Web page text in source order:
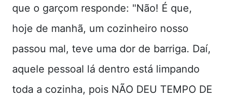
que o garçom responde: "Não! É que,
hoje de manhã, um cozinheiro nosso
passou mal, teve uma dor de barriga. Daí,
aquele pessoal lá dentro está limpando
toda a cozinha, pois NÃO DEU TEMPO DE